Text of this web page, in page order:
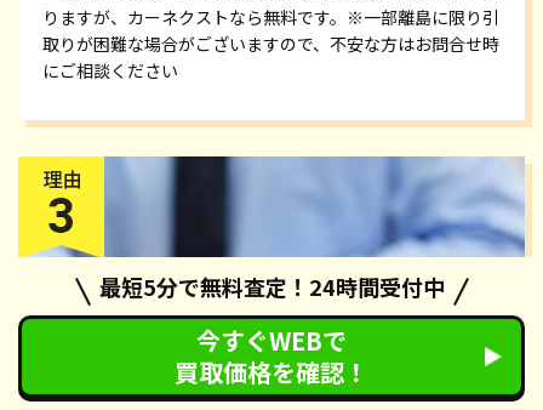
りますが、カーネクストなら無料です。※一部離島に限り引
取りが困難な場合がございますので、不安な方はお問合せ時
にご相談ください
最短5分で無料査定！24時間受付中
今すぐWEBで
買取価格を確認！